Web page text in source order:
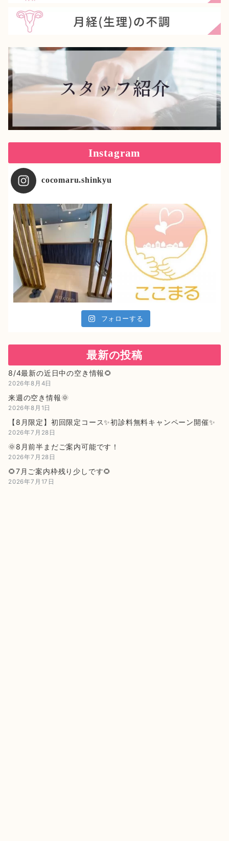
Instagram
cocomaru.shinkyu
フォローする
最新の投稿
8/4最新の近日中の空き情報🌻
2026年8月4日
来週の空き情報🌞
2026年8月1日
【8月限定】初回限定コース✨初診料無料キャンペーン開催✨
2026年7月28日
🌞8月前半まだご案内可能です！
2026年7月28日
🌻7月ご案内枠残り少しです🌻
2026年7月17日